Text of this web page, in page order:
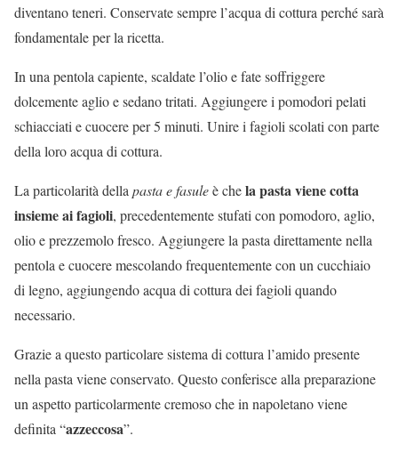
diventano teneri. Conservate sempre l’acqua di cottura perché sarà
fondamentale per la ricetta.
In una pentola capiente, scaldate l’olio e fate soffriggere
dolcemente aglio e sedano tritati. Aggiungere i pomodori pelati
schiacciati e cuocere per 5 minuti. Unire i fagioli scolati con parte
della loro acqua di cottura.
La particolarità della pasta e fasuleè chela pasta viene cotta
insieme ai fagioli, precedentemente stufati con pomodoro, aglio,
olio e prezzemolo fresco. Aggiungere la pasta direttamente nella
pentola e cuocere mescolando frequentemente con un cucchiaio
di legno, aggiungendo acqua di cottura dei fagioli quando
necessario.
Grazie a questo particolare sistema di cottura l’amido presente
nella pasta viene conservato. Questo conferisce alla preparazione
un aspetto particolarmente cremoso che in napoletano viene
definita “azzeccosa”.